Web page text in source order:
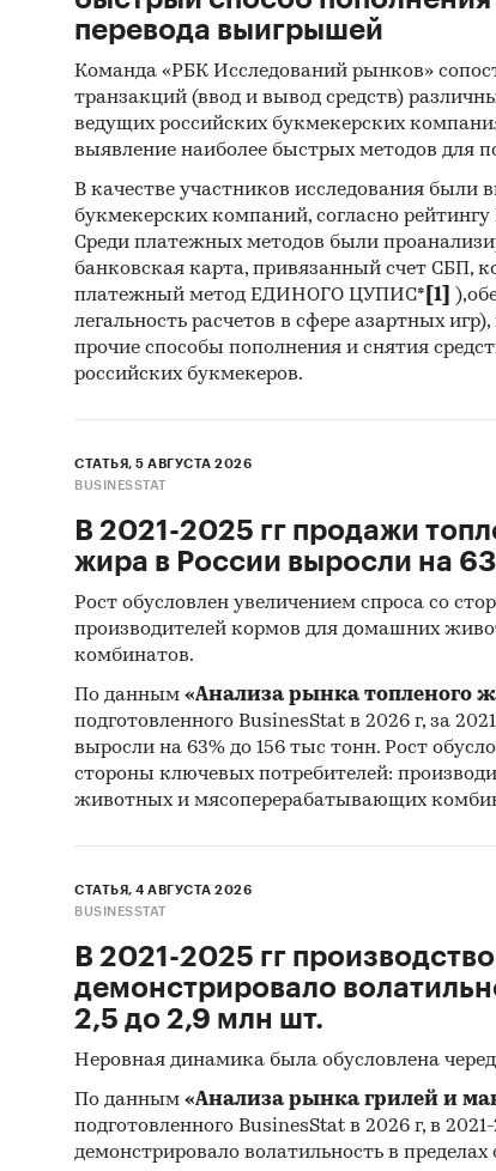
их
В
перевода выигрышей
Команда «РБК Исследований рынков»
транзакций (ввод и вывод средств)
ведущих российских букмекерских
выявление наиболее быстрых методов для
В качестве участников исследования были
букмекерских компаний, согласно
Среди платежных методов были
банковская карта, привязанный счет СБП,
платежный метод ЕДИНОГО ЦУПИС* [1]
легальность расчетов в сфере азартных
прочие способы пополнения и снятия
российских букмекеров.
СТАТЬЯ, 5 АВГУСТА 2026
BUSINESSTAT
В 2021-2025 гг продажи
жира в России выросли на
Рост обусловлен увеличением спроса со
производителей кормов для домашних
комбинатов.
По данным «Анализа рынка топленого
подготовленного BusinesStat в 2026 г, за
выросли на 63% до 156 тыс тонн. Рост
стороны ключевых потребителей:
животных и мясоперерабатывающих
СТАТЬЯ, 4 АВГУСТА 2026
BUSINESSTAT
В 2021-2025 гг
демонстрировало
2,5 до 2,9 млн шт.
Неровная динамика была обусловлена
По данным «Анализа рынка грилей и
подготовленного BusinesStat в 2026 г, в
демонстрировало волатильность в